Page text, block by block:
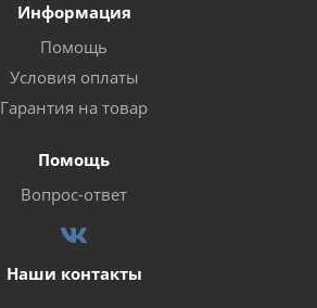
Информация
Помощь
Условия оплаты
Гарантия на товар
Помощь
Вопрос-ответ
Наши контакты